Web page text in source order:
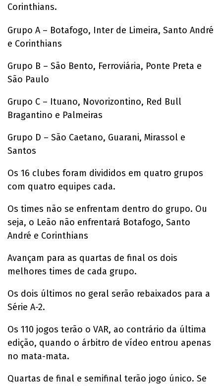
Corinthians.
Grupo A – Botafogo, Inter de Limeira, Santo André
e Corinthians
Grupo B – São Bento, Ferroviária, Ponte Preta e
São Paulo
Grupo C – Ituano, Novorizontino, Red Bull
Bragantino e Palmeiras
Grupo D – São Caetano, Guarani, Mirassol e
Santos
Os 16 clubes foram divididos em quatro grupos
com quatro equipes cada.
Os times não se enfrentam dentro do grupo. Ou
seja, o Leão não enfrentará Botafogo, Santo
André e Corinthians
Avançam para as quartas de final os dois
melhores times de cada grupo.
Os dois últimos no geral serão rebaixados para a
Série A-2.
Os 110 jogos terão o VAR, ao contrário da última
edição, quando o árbitro de vídeo entrou apenas
no mata-mata.
Quartas de final e semifinal terão jogo único. Se